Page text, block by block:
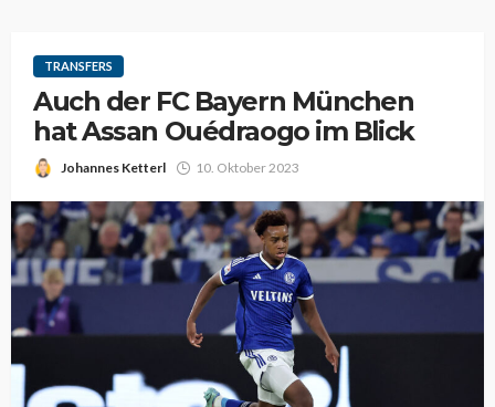
TRANSFERS
Auch der FC Bayern München
hat Assan Ouédraogo im Blick
Johannes Ketterl 10. Oktober 2023